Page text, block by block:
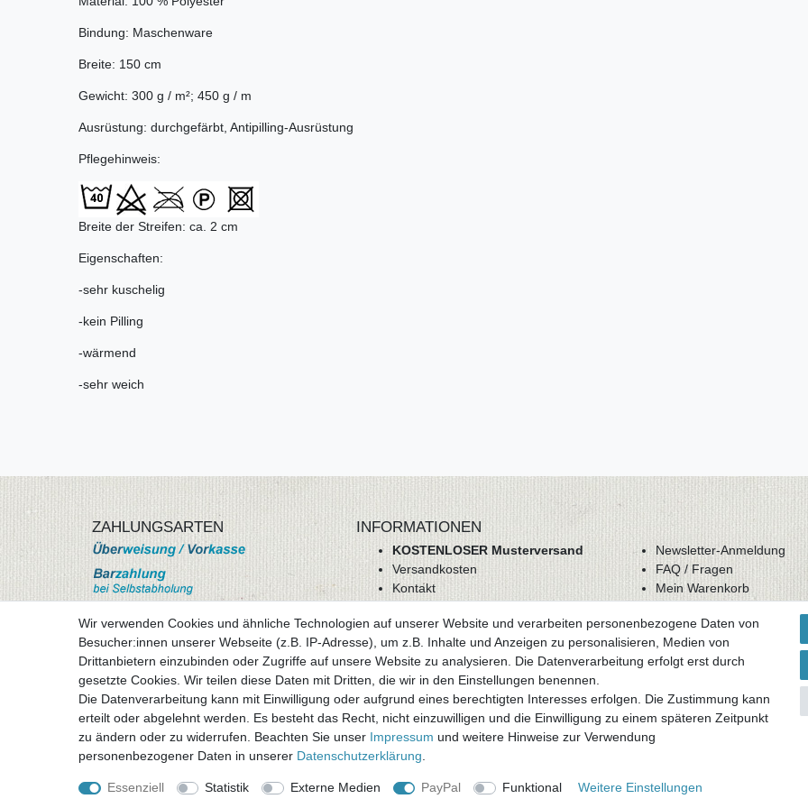
Bindung: Maschenware
Breite: 150 cm
Gewicht: 300 g / m²; 450 g / m
Ausrüstung: durchgefärbt, Antipilling-Ausrüstung
Pflegehinweis:
Breite der Streifen: ca. 2 cm
Eigenschaften:
-sehr kuschelig
-kein Pilling
-wärmend
-sehr weich
ZAHLUNGSARTEN
mehr Informationen
Besuchen sie uns auf
INFORMATIONEN
KOSTENLOSER Musterversand
Versandkosten
Kontakt
AGB
Datenschutz
Impressum
Vertrag widerrufen
Newsletter-Anmeldung
FAQ / Fragen
Mein Warenkorb
Mein Konto
Alle Preise inklusive gesetzlicher Mehrwertsteuer und zuzüglichVersandkosten. * Pflichtfeld
Wir verwenden Cookies und ähnliche Technologien auf unserer Website und verarbeiten personenbezogene Daten von
Besucher:innen unserer Webseite (z.B. IP-Adresse), um z.B. Inhalte und Anzeigen zu personalisieren, Medien von
Drittanbietern einzubinden oder Zugriffe auf unsere Website zu analysieren. Die Datenverarbeitung erfolgt erst durch
gesetzte Cookies. Wir teilen diese Daten mit Dritten, die wir in den Einstellungen benennen.
Die Datenverarbeitung kann mit Einwilligung oder aufgrund eines berechtigten Interesses erfolgen. Die Zustimmung kann
erteilt oder abgelehnt werden. Es besteht das Recht, nicht einzuwilligen und die Einwilligung zu einem späteren Zeitpunkt
zu ändern oder zu widerrufen. Beachten Sie unser Impressum und weitere Hinweise zur Verwendung
personenbezogener Daten in unserer Daten­schutz­erklärung
Essenziell Statistik Externe Medien PayPal Funktional Weitere Einstellungen